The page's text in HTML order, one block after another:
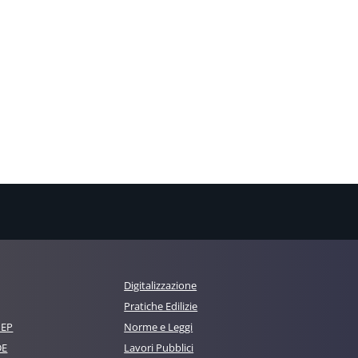
Digitalizzazione
Pratiche Edilizie
Norme e Leggi
Lavori Pubblici